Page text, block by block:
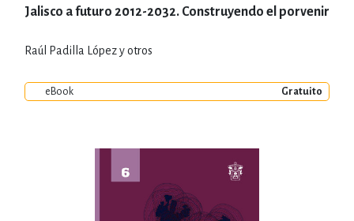
Jalisco a futuro 2012-2032. Construyendo el porvenir
Raúl Padilla López y otros
eBook Gratuito